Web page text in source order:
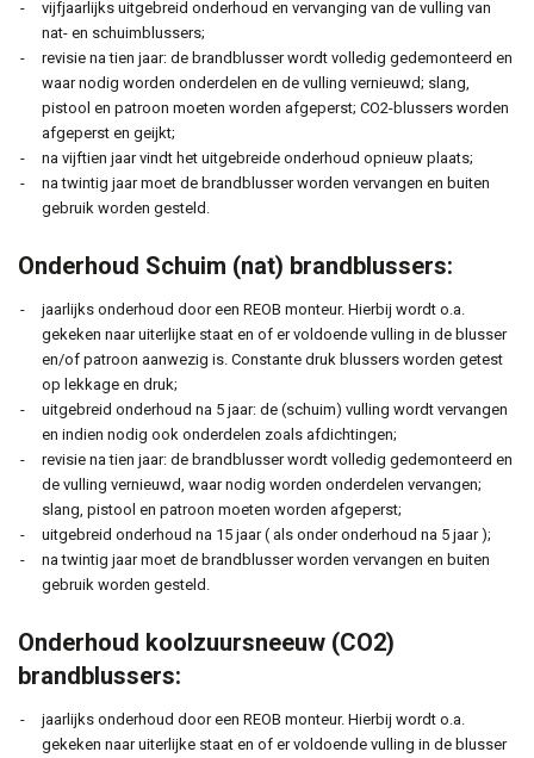
vijfjaarlijks uitgebreid onderhoud en vervanging van de vulling van
nat- en schuimblussers;
revisie na tien jaar: de brandblusser wordt volledig gedemonteerd en
waar nodig worden onderdelen en de vulling vernieuwd; slang,
pistool en patroon moeten worden afgeperst; CO2-blussers worden
afgeperst en geijkt;
na vijftien jaar vindt het uitgebreide onderhoud opnieuw plaats;
na twintig jaar moet de brandblusser worden vervangen en buiten
gebruik worden gesteld.
Onderhoud Schuim (nat) brandblussers:
jaarlijks onderhoud door een REOB monteur. Hierbij wordt o.a.
gekeken naar uiterlijke staat en of er voldoende vulling in de blusser
en/of patroon aanwezig is. Constante druk blussers worden getest
op lekkage en druk;
uitgebreid onderhoud na 5 jaar: de (schuim) vulling wordt vervangen
en indien nodig ook onderdelen zoals afdichtingen;
revisie na tien jaar: de brandblusser wordt volledig gedemonteerd en
de vulling vernieuwd, waar nodig worden onderdelen vervangen;
slang, pistool en patroon moeten worden afgeperst;
uitgebreid onderhoud na 15 jaar ( als onder onderhoud na 5 jaar );
na twintig jaar moet de brandblusser worden vervangen en buiten
gebruik worden gesteld.
Onderhoud koolzuursneeuw (CO2)
brandblussers:
jaarlijks onderhoud door een REOB monteur. Hierbij wordt o.a.
gekeken naar uiterlijke staat en of er voldoende vulling in de blusser